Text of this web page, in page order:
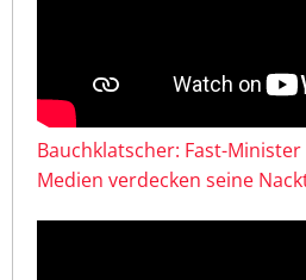
Bauchklatscher: Fast-
Medien verdecken seine